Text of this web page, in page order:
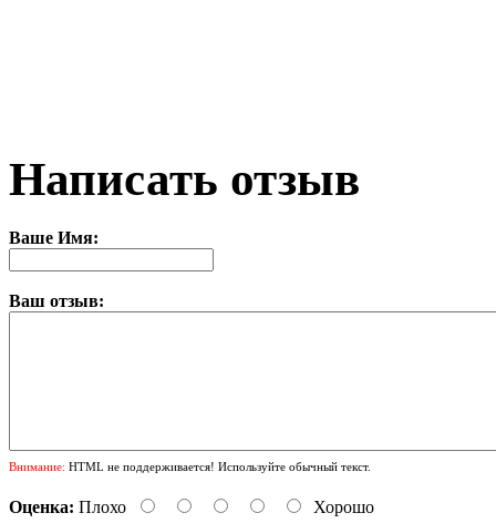
Написать отзыв
Ваше Имя:
Ваш отзыв:
Внимание: HTML не поддерживается! Используйте обычный текст.
Оценка: Плохо Хорошо